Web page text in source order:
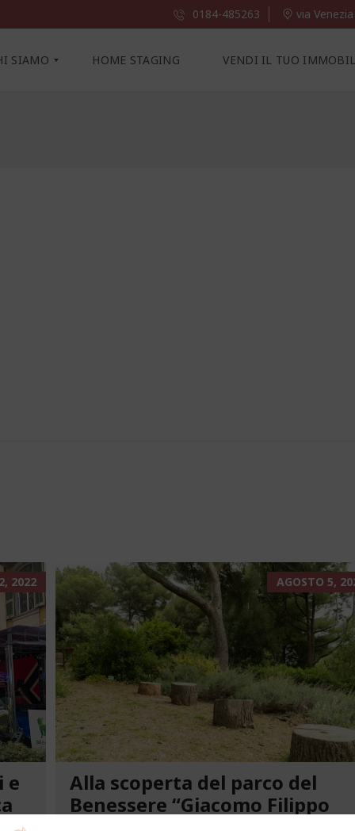
0184-485263 via
SIAMO HOME STAGING VENDI IL TUO
2022
e
AGOSTO 5,
Alla scoperta del parco del
Benessere “Giacomo Filippo